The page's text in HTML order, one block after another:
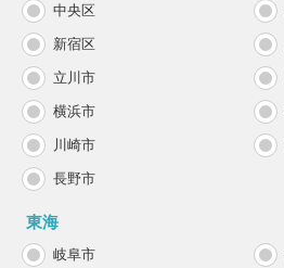
中央区
新宿区
立川市
横浜市
川崎市
長野市
東海
岐阜市